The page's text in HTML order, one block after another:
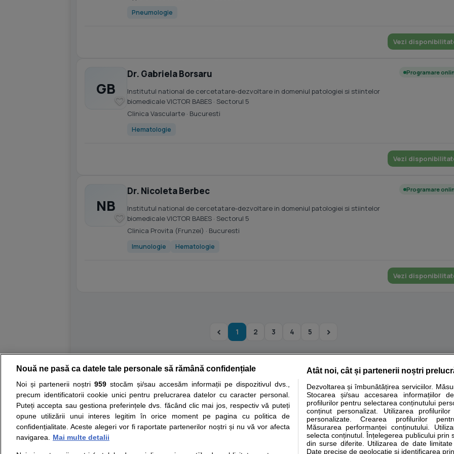
Pneumologie
Vezi
GB
Dr. Gabriela Borsaru
Institutul national de cercetatare-dezvoltare in domeniul patologiei si stiintelor
biomedicale VICTOR BABES · Sectorul 5
Clinica Vascularte · Bucuresti
Hematologie
Programare
Vezi
NB
Dr. Nicoleta Berbec
Institutul national de cercetatare-dezvoltare in domeniul patologiei si stiintelor
biomedicale VICTOR BABES · Sectorul 5
Clinica Provita (Frunzei) · Bucuresti
Imunologie Hematologie
Programare
Vezi
1 2 3 4 5
Resurse: Autoevaluare simptome Interpretare analize Specialitati medicale
Opiniile avizate ale medicilor, sfaturile si orice alte informatii despre sanatate disponibile pe sfatulmedicului.ro au scop informativ si
nici diagnosticul stabilit in urma investigatiilor si analizelor medicale. Va sfatuim, ca pe langa informatia primita pe sfatulmedicului.ro
ii punem la dispozitie pentru programare in sistemul de programari la medic Clickmed.
Drepturile consumatorului Parteneri
Nouă ne pasă ca datele tale personale să rămână confidențiale
Noi și partenerii noștri 959stocăm și/sau accesăm informații pe dispozitivul dvs.,
precum identificatorii cookie unici pentru prelucrarea datelor cu caracter personal.
Puteți accepta sau gestiona preferințele dvs. făcând clic mai jos, respectiv vă puteți
opune utilizării unui interes legitim în orice moment pe pagina cu politica de
confidențialitate. Aceste alegeri vor fi raportate partenerilor noștri și nu vă vor afecta
navigarea.
Mai multe detalii
Atât noi, cât și partenerii noștri
Dezvoltarea și îmbunătățirea serviciilor.
Stocarea și/sau accesarea informațiilor
profilurilor pentru selectarea conținutului
conținut personalizat. Utilizarea
personalizate. Crearea profilurilor
Măsurarea performanței conținutului.
selecta conținutul. Înțelegerea publicului prin
din surse diferite. Utilizarea de date
Date precise de geolocație și identificarea